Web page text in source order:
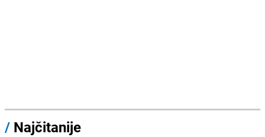
/ Najčitanije